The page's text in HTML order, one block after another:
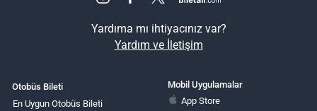
Yardıma mı ihtiyacınız var?
Yardım ve İletişim
Otobüs Bileti
En Uygun Otobüs Bileti
Mobil Uygulamalar
App Store